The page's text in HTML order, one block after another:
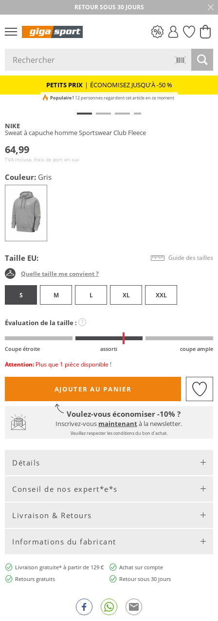
RETOUR SOUS 30 JOURS
PETITS PRIX | ÉCONOMISEZ JUSQU'À -50 %
Populaire ! 12 personnes regardent cet article en ce moment
NIKE
Sweat à capuche homme Sportswear Club Fleece
64,99
TVA incluse, frais de port en sus
Couleur: Gris
Taille EU: Guide des tailles
Quelle taille me convient ?
S M L XL XXL
Évaluation de la taille : ?
Coupe étroite assorti coupe ample
Attention: Plus que 1 pièce disponible !
AJOUTER AU PANIER
Voulez-vous économiser -10% ?
Inscrivez-vous maintenantà la newsletter.
Veuillez respecter les conditions du bon d'achat.
Détails
Conseil de nos expert*e*s
Livraison & Retours
Informations du fabricant
Livraison gratuite* à partir de 129 €
Achat sur compte
Retours gratuits
Retour sous 30 jours